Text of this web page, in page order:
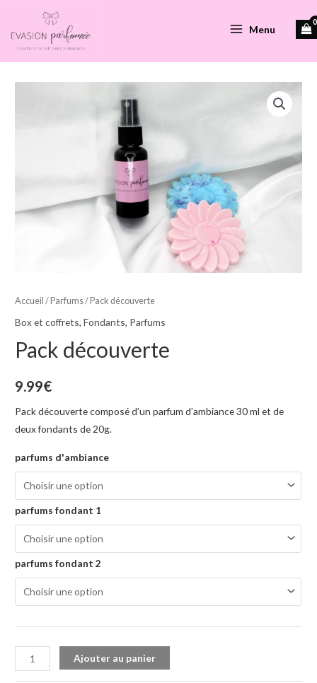
contenu
Menu
Menu
Accueil /Parfums/ Pack découverte
Box et coffrets,Fondants, Parfums
Pack découverte
9.99€
Pack découverte composé d’un parfum d’ambiance 30 ml et de
deux fondants de 20g.
parfums d'ambiance
parfums fondant 1
parfums fondant 2
quantité
de
Ajouter au panier